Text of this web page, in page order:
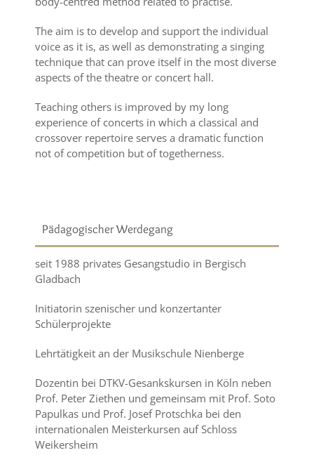
The aim is to develop and support the individual
voice as it is, as well as demonstrating a singing
technique that can prove itself in the most diverse
aspects of the theatre or concert hall.
Teaching others is improved by my long
experience of concerts in which a classical and
crossover repertoire serves a dramatic function
not of competition but of togetherness.
Pädagogischer Werdegang
seit 1988 privates Gesangstudio in Bergisch
Gladbach
Initiatorin szenischer und konzertanter
Schülerprojekte
Lehrtätigkeit an der Musikschule Nienberge
Dozentin bei DTKV-Gesankskursen in Köln neben
Prof. Peter Ziethen und gemeinsam mit Prof. Soto
Papulkas und Prof. Josef Protschka bei den
internationalen Meisterkursen auf Schloss
Weikersheim